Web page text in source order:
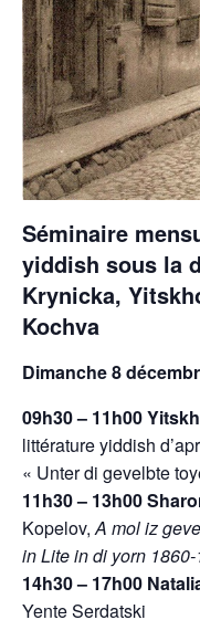
Séminaire
yiddish sous la
Krynicka,
Kochva
Dimanche 8
09h30 – 11h00
littérature yiddish
« Unter di gevelbte
11h30 – 13h00
Kopelov,A mol iz
in Lite in di yorn
14h30 – 17h00
Yente Serdatski